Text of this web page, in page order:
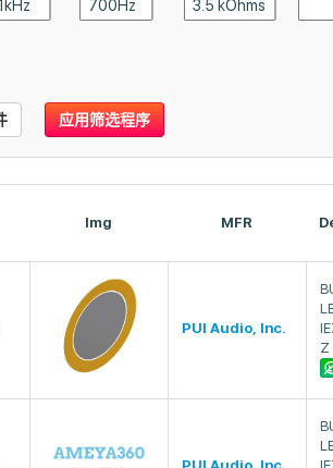
应用筛选程序
Img MFR
PUI Audio, Inc.
Z